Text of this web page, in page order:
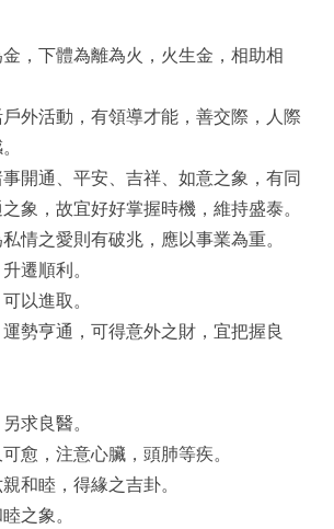
，下體為離為火，火生金，相助相
外活動，有領導才能，善交際，人際
開通、平安、吉祥、如意之象，有同
象，故宜好好掌握時機，維持盛泰。
情之愛則有破兆，應以事業為重。
遷順利。
以進取。
勢亨通，可得意外之財，宜把握良
求良醫。
愈，注意心臟，頭肺等疾。
和睦，得緣之吉卦。
之象。